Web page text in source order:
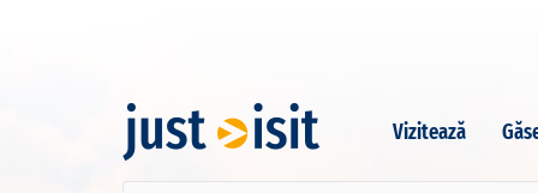
Vizitează